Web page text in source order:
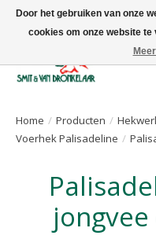
Uw leverancier voor
Home / Producten /
Voerhek Palisadeline /
Palisadeline voerhek
Door het gebruiken van onze
cookies om onze website te